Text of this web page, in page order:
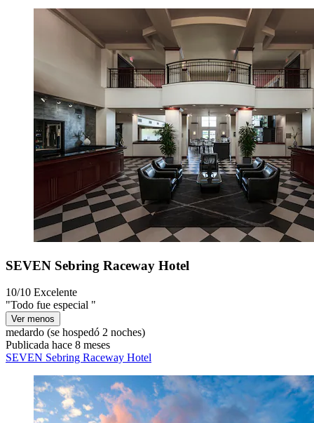
SEVEN Sebring Raceway Hotel
10/10 Excelente
"Todo fue especial "
Ver menos
medardo (se hospedó 2 noches)
Publicada hace 8 meses
SEVEN Sebring Raceway Hotel